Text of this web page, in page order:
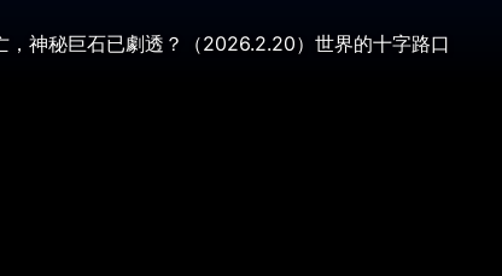
神秘巨石已劇透？（2026.2.20）世界的十字路口